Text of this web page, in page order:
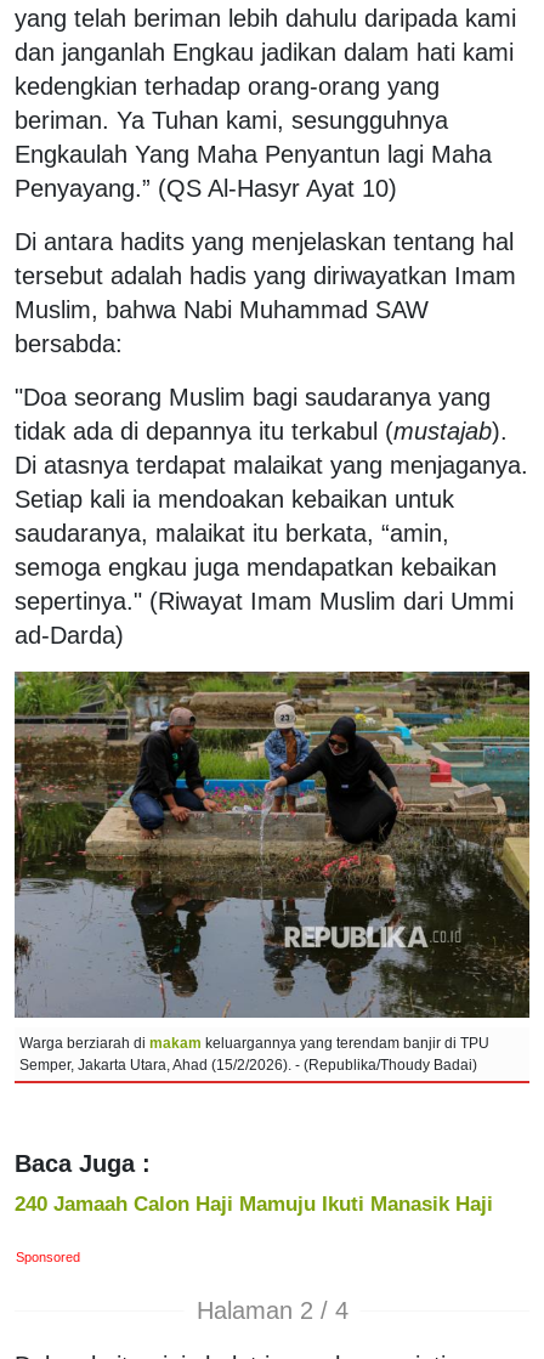
yang telah beriman lebih dahulu daripada kami
dan janganlah Engkau jadikan dalam hati kami
kedengkian terhadap orang-orang yang
beriman. Ya Tuhan kami, sesungguhnya
Engkaulah Yang Maha Penyantun lagi Maha
Penyayang.” (QS Al-Hasyr Ayat 10)
Di antara hadits yang menjelaskan tentang hal
tersebut adalah hadis yang diriwayatkan Imam
Muslim, bahwa Nabi Muhammad SAW
bersabda:
"Doa seorang Muslim bagi saudaranya yang
tidak ada di depannya itu terkabul (mustajab).
Di atasnya terdapat malaikat yang menjaganya.
Setiap kali ia mendoakan kebaikan untuk
saudaranya, malaikat itu berkata, “amin,
semoga engkau juga mendapatkan kebaikan
sepertinya." (Riwayat Imam Muslim dari Ummi
ad-Darda)
Warga berziarah di makam keluargannya yang terendam banjir di TPU
Semper, Jakarta Utara, Ahad (15/2/2026). - (Republika/Thoudy Badai)
Baca Juga :
240 Jamaah Calon Haji Mamuju Ikuti Manasik Haji
Sponsored
Halaman 2 / 4